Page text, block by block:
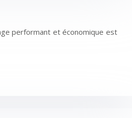
performant et économique est